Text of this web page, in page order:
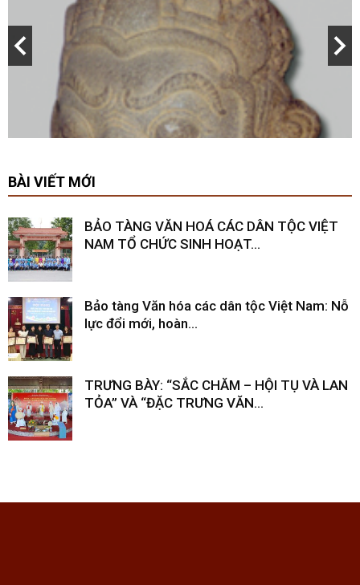
BÀI VIẾT MỚI
BẢO TÀNG VĂN HOÁ CÁC DÂN TỘC VIỆT
NAM TỔ CHỨC SINH HOẠT...
Bảo tàng Văn hóa các dân tộc Việt Nam: Nỗ
lực đổi mới, hoàn...
TRƯNG BÀY: “SẮC CHĂM – HỘI TỤ VÀ LAN
TỎA” VÀ “ĐẶC TRƯNG VĂN...